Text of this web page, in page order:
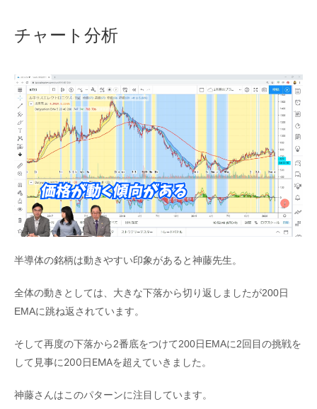
チャート分析
半導体の銘柄は動きやすい印象があると神藤先生。
全体の動きとしては、大きな下落から切り返しましたが200日
EMAに跳ね返されています。
そして再度の下落から2番底をつけて200日EMAに2回目の挑戦を
して 見事に200日EMAを超えていきました。
神藤さんはこのパターンに注目しています。